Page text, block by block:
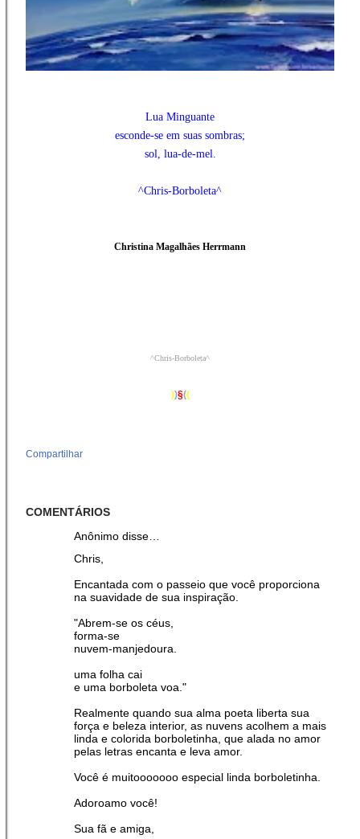
Lua Minguante
esconde-se em suas sombras;
sol, lua-de-mel.
^Chris-Borboleta^
Christina Magalhães Herrmann
^Chris-Borboleta^
))§((
Compartilhar
COMENTÁRIOS
Anônimo disse…
Chris,
Encantada com o passeio que você proporciona
na suavidade de sua inspiração.
"Abrem-se os céus,
forma-se
nuvem-manjedoura.
uma folha cai
e uma borboleta voa."
Realmente quando sua alma poeta liberta sua
força e beleza interior, as nuvens acolhem a mais
linda e colorida borboletinha, que alada no amor
pelas letras encanta e leva amor.
Você é muitooooooo especial linda borboletinha.
Adoroamo você!
Sua fã e amiga,